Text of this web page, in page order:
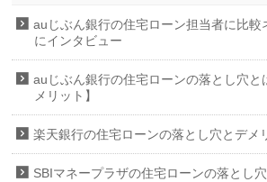
auじぶん銀行の住宅ローン担当者に比較
にインタビュー
auじぶん銀行の住宅ローンの落とし穴と
メリット】
楽天銀行の住宅ローンの落とし穴とデメ
SBIマネープラザの住宅ローンの落とし